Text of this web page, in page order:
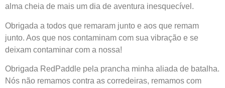
alma cheia de mais um dia de aventura inesquecível.
Obrigada a todos que remaram junto e aos que remam
junto. Aos que nos contaminam com sua vibração e se
deixam contaminar com a nossa!
Obrigada RedPaddle pela prancha minha aliada de batalha.
Nós não remamos contra as corredeiras, remamos com